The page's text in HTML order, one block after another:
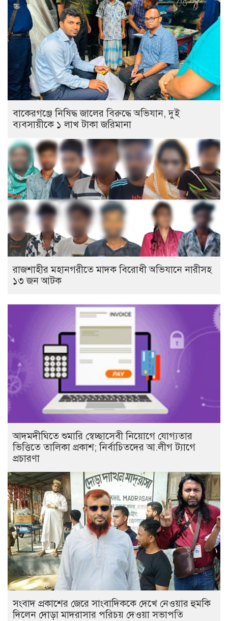
বাকেরগঞ্জে নিষিদ্ধ জালের বিরুদ্ধে অভিযান, দুই
ব্যবসায়ীকে ১ লাখ টাকা জরিমানা
রাজশাহীর মহানগরীতে মাদক বিরোধী অভিযানে নারীসহ
১৩ জন আটক
আদমদীঘিতে শুমারি স্বেচ্ছাসেবী নিয়োগে যোগ্যতার
ভিত্তিতে তালিকা প্রকাশ; নির্বাচিতদের আ.লীগ ট্যাগে
প্রচারণা
সংবাদ প্রকাশের জেরে সাংবাদিককে দেখে নেওয়ার হুমকি
দিলেন দোড়া মাদরাসার পরিচয় দেওয়া সভাপতি